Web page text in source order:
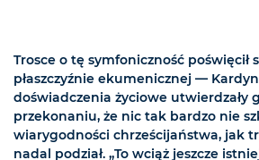
Trosce o tę symfoniczność poświęcił
płaszczyźnie ekumenicznej —
doświadczenia życiowe utwierdzały
przekonaniu, że nic tak bardzo nie
wiarygodności chrześcijaństwa, jak
nadal podział. „To wciąż jeszcze